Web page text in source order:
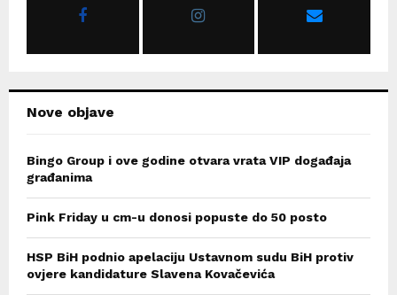
Nove objave
Bingo Group i ove godine otvara vrata VIP događaja
građanima
Pink Friday u cm-u donosi popuste do 50 posto
HSP BiH podnio apelaciju Ustavnom sudu BiH protiv
ovjere kandidature Slavena Kovačevića